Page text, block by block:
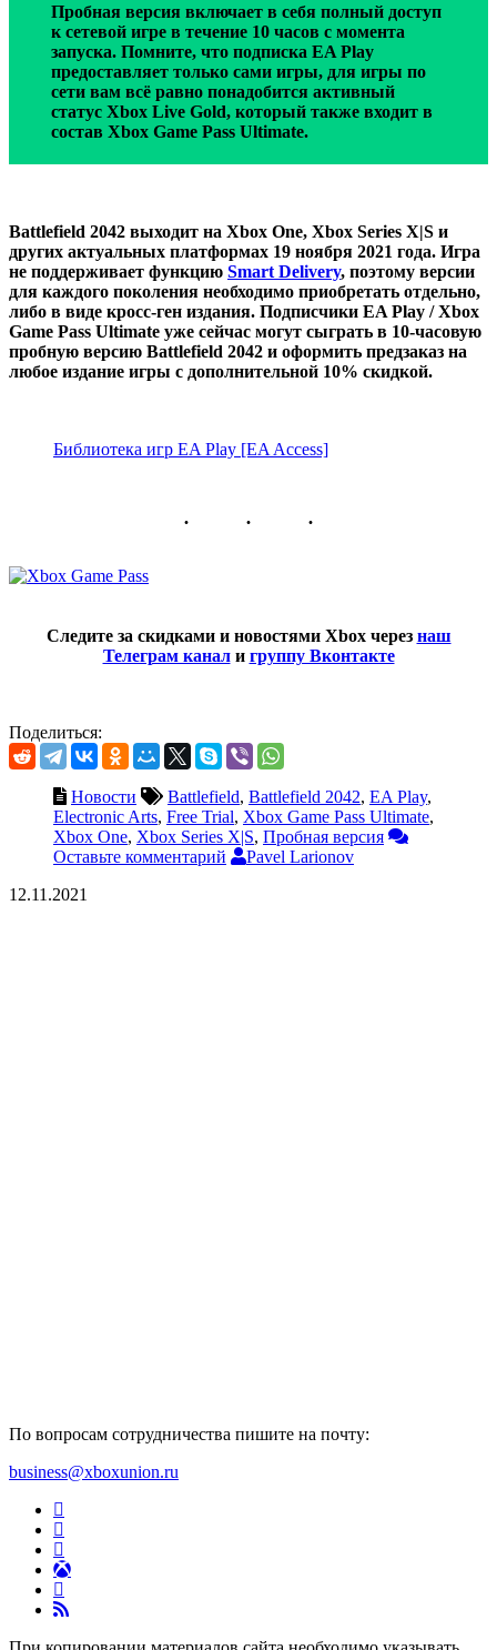
Пробная версия включает в себя полный доступ
к сетевой игре в течение 10 часов с момента
запуска. Помните, что подписка EA Play
предоставляет только сами игры, для игры по
сети вам всё равно понадобится активный
статус Xbox Live Gold, который также входит в
состав Xbox Game Pass Ultimate.
Battlefield 2042 выходит на Xbox One, Xbox Series X|S и
других актуальных платформах 19 ноября 2021 года. Игра
не поддерживает функцию Smart Delivery, поэтому версии
для каждого поколения необходимо приобретать отдельно,
либо в виде кросс-ген издания. Подписчики EA Play / Xbox
Game Pass Ultimate уже сейчас могут сыграть в 10-часовую
пробную версию Battlefield 2042 и оформить предзаказ на
любое издание игры с дополнительной 10% скидкой.
Библиотека игр EA Play [EA Access]
Следите за скидками и новостями Xbox через наш
Телеграм канали группу Вконтакте
Поделиться:
Новости Battlefield, Battlefield 2042, EA Play,
Electronic Arts, Free Trial, Xbox Game Pass Ultimate,
Xbox One, Xbox Series X|S, Пробная версия
Оставьте комментарий
Pavel Larionov
12.11.2021
По вопросам сотрудничества пишите на почту:
business@xboxunion.ru